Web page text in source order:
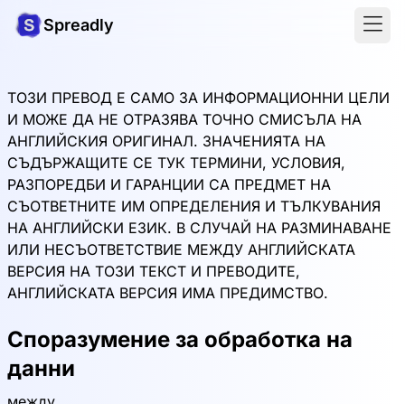
Spreadly
ТОЗИ ПРЕВОД Е САМО ЗА ИНФОРМАЦИОННИ ЦЕЛИ
И МОЖЕ ДА НЕ ОТРАЗЯВА ТОЧНО СМИСЪЛА НА
АНГЛИЙСКИЯ ОРИГИНАЛ. ЗНАЧЕНИЯТА НА
СЪДЪРЖАЩИТЕ СЕ ТУК ТЕРМИНИ, УСЛОВИЯ,
РАЗПОРЕДБИ И ГАРАНЦИИ СА ПРЕДМЕТ НА
СЪОТВЕТНИТЕ ИМ ОПРЕДЕЛЕНИЯ И ТЪЛКУВАНИЯ
НА АНГЛИЙСКИ ЕЗИК. В СЛУЧАЙ НА РАЗМИНАВАНЕ
ИЛИ НЕСЪОТВЕТСТВИЕ МЕЖДУ АНГЛИЙСКАТА
ВЕРСИЯ НА ТОЗИ ТЕКСТ И ПРЕВОДИТЕ,
АНГЛИЙСКАТА ВЕРСИЯ ИМА ПРЕДИМСТВО.
Споразумение за обработка на
данни